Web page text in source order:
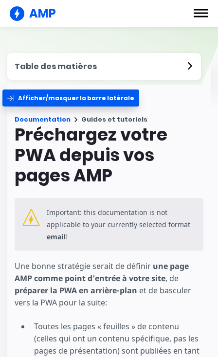
AMP
Table des matières
Afficher/masquer la barre latérale
Documentation Guides et tutoriels
Préchargez votre
PWA depuis vos
pages AMP
Important: this documentation is not
applicable to your currently selected format
email!
Une bonne stratégie serait de définir une page
AMP comme point d'entrée à votre site, de
préparer la PWA en arrière-plan et de basculer
vers la PWA pour la suite:
Toutes les pages « feuilles » de contenu
(celles qui ont un contenu spécifique, pas les
pages de présentation) sont publiées en tant